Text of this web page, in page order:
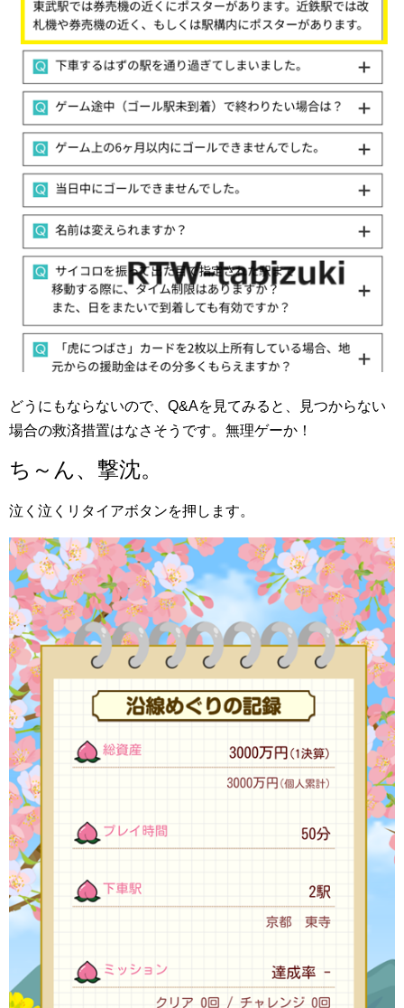
どうにもならないので、Q&Aを見てみると、見つからない
場合の救済措置はなさそうです。無理ゲーか！
ち～ん、撃沈。
泣く泣くリタイアボタンを押します。